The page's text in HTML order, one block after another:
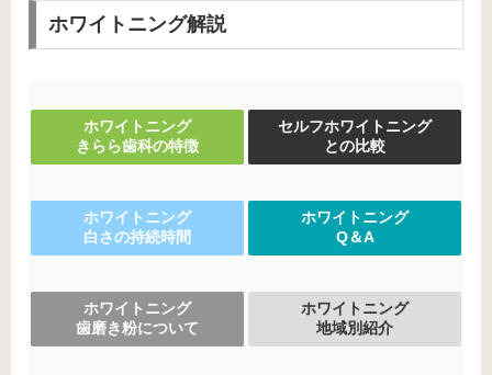
ホワイトニング解説
ホワイトニング
きらら歯科の特徴
ホワイトニング
白さの持続時間
ホワイトニング
歯磨き粉について
セルフホワイトニング
との比較
ホワイトニング
Q＆A
ホワイトニング
地域別紹介